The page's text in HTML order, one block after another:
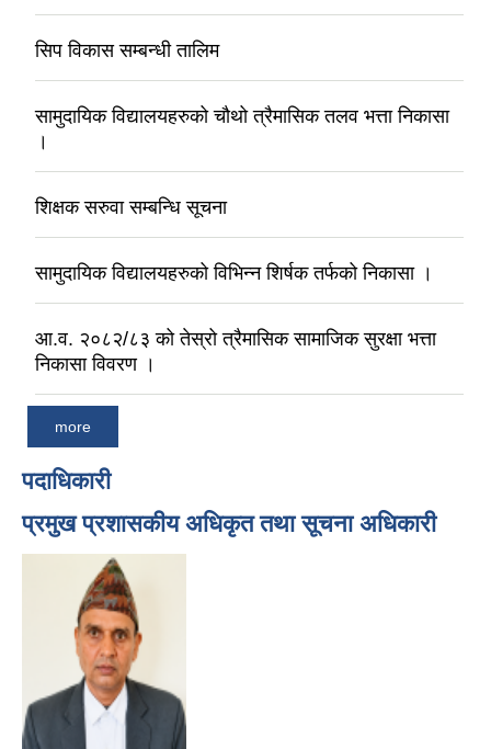
सिप विकास सम्बन्धी तालिम
सामुदायिक विद्यालयहरुको चौथो त्रैमासिक तलव भत्ता निकासा
।
शिक्षक सरुवा सम्बन्धि सूचना
सामुदायिक विद्यालयहरुको विभिन्न शिर्षक तर्फको निकासा ।
आ.व. २०८२/८३ को तेस्रो त्रैमासिक सामाजिक सुरक्षा भत्ता
निकासा विवरण ।
more
पदाधिकारी
प्रमुख प्रशासकीय अधिकृत तथा सूचना अधिकारी